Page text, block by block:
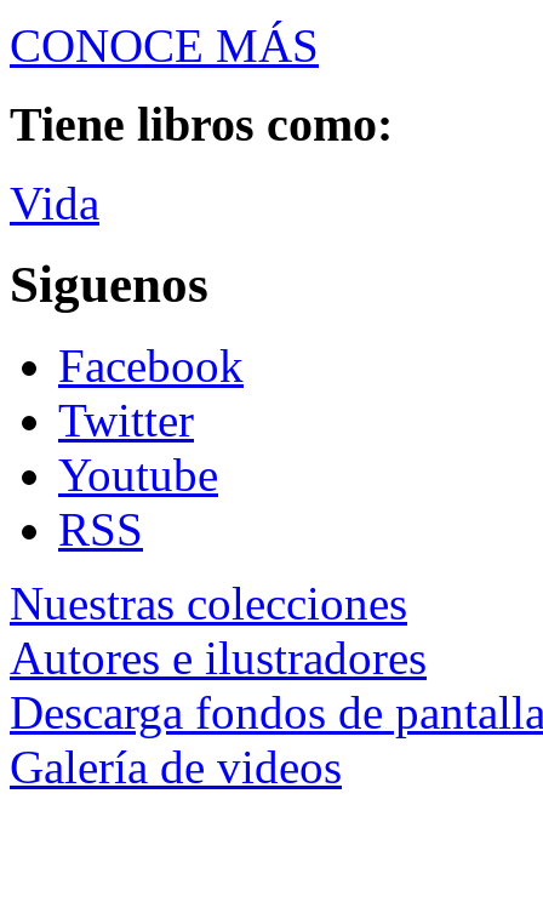
CONOCE MÁS
Tiene libros como:
Vida
Siguenos
Facebook
Twitter
Youtube
RSS
Nuestras colecciones
Autores e ilustradores
Descarga fondos de
Galería de videos